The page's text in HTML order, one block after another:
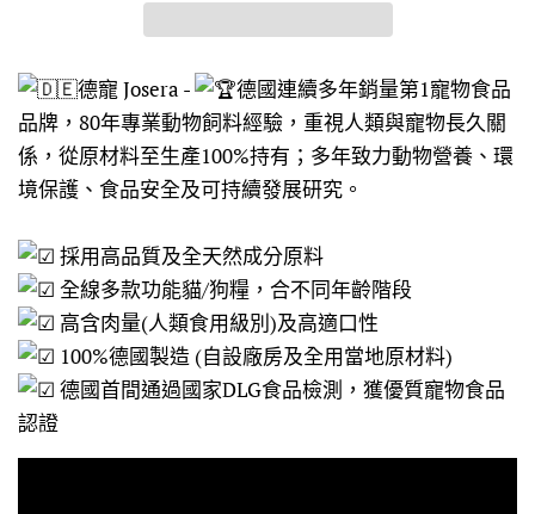
德寵 Josera -
德國連續多年銷量第1寵物食品
品牌，80年專業動物飼料經驗，重視人類與寵物長久關
係，從原材料至生產100%持有；多年致力動物營養、環
境保護、食品安全及可持續發展研究。
採用高品質及全天然成分原料
全線多款功能貓/狗糧，合不同年齡階段
高含肉量(人類食用級別)及高適口性
100%德國製造 (自設廠房及全用當地原材料)
德國首間通過國家DLG食品檢測，獲優質寵物食品
認證